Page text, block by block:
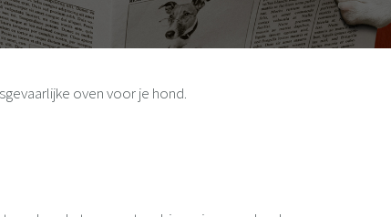
oven voor je hond.